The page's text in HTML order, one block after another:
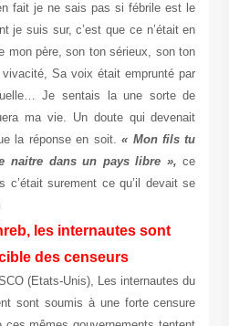
fait je ne sais pas si fébrile est le
je suis sur, c’est que ce n’était en
mon père, son ton sérieux, son ton
Sa voix était emprunté par
Je sentais la une sorte de
ma vie. Un doute qui devenait
la réponse en soit.« Mon fils tu
naitre dans un pays libre », ce
c’était surement ce qu’il devait se
les internautes sont
des censeurs
(Etats-Unis), Les internautes du
sont soumis à une forte censure